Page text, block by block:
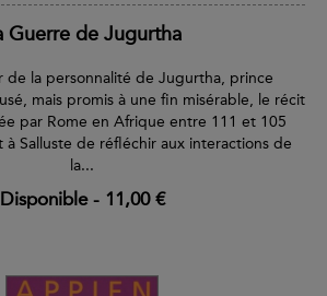
Guerre de Jugurtha
de la personnalité de Jugurtha, prince
mais promis à une fin misérable, le récit
par Rome en Afrique entre 111 et 105
Salluste de réfléchir aux interactions de
la...
Disponible- 11,00 €